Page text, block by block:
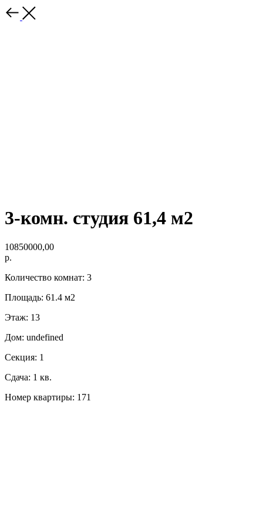
3-комн. студия 61,4 м2
10850000,00
р.
Количество комнат: 3
Площадь: 61.4 м2
Этаж: 13
Дом: undefined
Секция: 1
Сдача: 1 кв.
Номер квартиры: 171